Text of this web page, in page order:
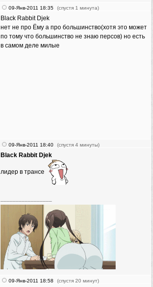
09-Янв-2011 18:35 (спустя 1 минута)
Black Rabbit Djek
нет не про Ёму а про большинство(хотя это может
по тому что большинство не знаю персов) но есть
в самом деле милые
09-Янв-2011 18:40 (спустя 4 минуты)
Black Rabbit Djek
лидер в трансе
09-Янв-2011 18:58 (спустя 20 минут)